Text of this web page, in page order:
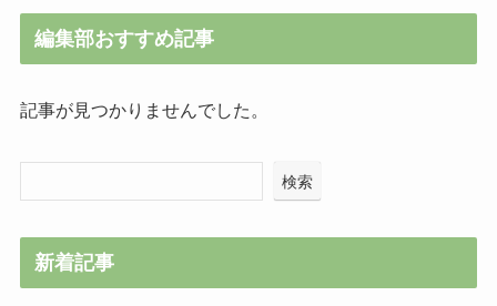
編集部おすすめ記事
記事が見つかりませんでした。
検索
新着記事